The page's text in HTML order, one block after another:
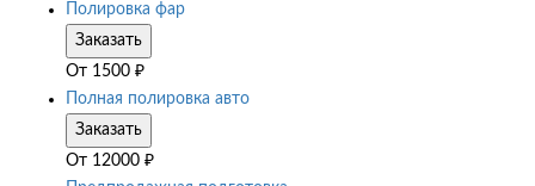
Полировка фар
Заказать
От 1500 ₽
Полная полировка авто
Заказать
От 12000 ₽